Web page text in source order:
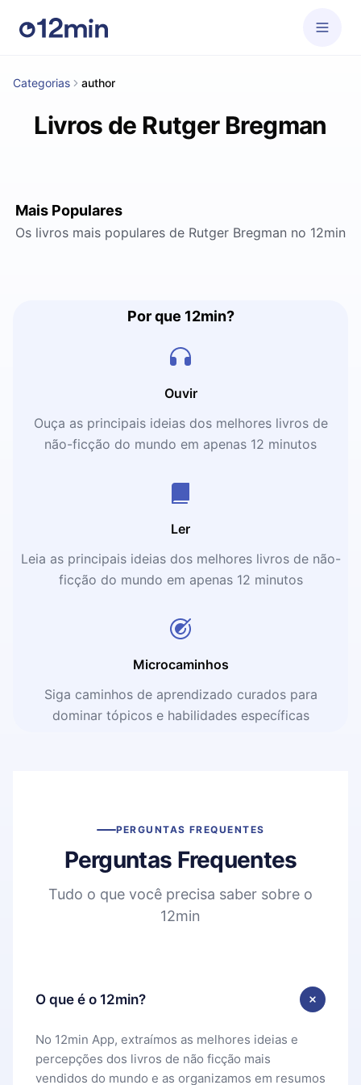
Categorias author
Livros de Rutger Bregman
Mais Populares
Os livros mais populares de Rutger Bregman no 12min
Por que 12min?
Ouvir
Ouça as principais ideias dos melhores livros de
não-ficção do mundo em apenas 12 minutos
Ler
Leia as principais ideias dos melhores livros de não-
ficção do mundo em apenas 12 minutos
Microcaminhos
Siga caminhos de aprendizado curados para
dominar tópicos e habilidades específicas
PERGUNTAS FREQUENTES
Perguntas Frequentes
Tudo o que você precisa saber sobre o
12min
O que é o 12min?
No 12min App, extraímos as melhores ideias e
percepções dos livros de não ficção mais
vendidos do mundo e as organizamos em resumos